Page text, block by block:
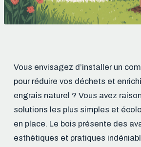
Vous envisagez d’installer un
pour réduire vos déchets et
engrais naturel ? Vous avez
solutions les plus simples et
en place. Le bois présente des
esthétiques et pratiques